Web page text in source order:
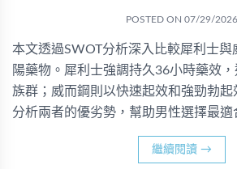
POSTED ON 07/29/2026
本文透過SWOT分析深入比較犀利士
陽藥物。犀利士強調持久36小時藥效
族群；威而鋼則以快速起效和強勁勃
分析兩者的優劣勢，幫助男性選擇最適
繼續閱讀 →